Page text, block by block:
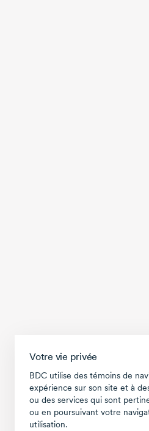
Votre vie privée
BDC utilise des témoins de
expérience sur son site et à
ou des services qui sont
ou en poursuivant votre
utilisation.